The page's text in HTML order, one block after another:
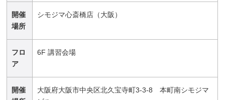
開催
場所
シモジマ心斎橋店（大阪）
フロ
ア
6F 講習会場
開催
大阪府大阪市中央区北久宝寺町3-3-8 本町南シモジマ